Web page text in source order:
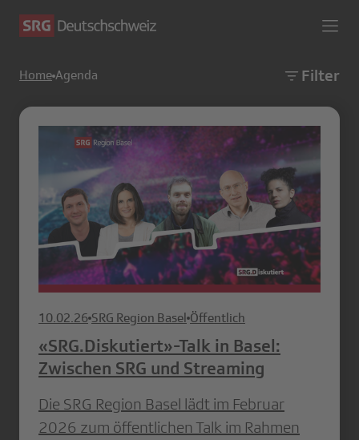
Home Agenda Filter
10.02.26 SRG Region Basel Öffentlich
«SRG.Diskutiert»-Talk in Basel:
Zwischen SRG und Streaming
Die SRG Region Basel lädt im Februar
2026 zum öffentlichen Talk im Rahmen